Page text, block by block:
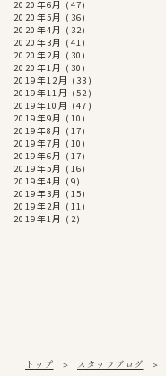
2020年6月 (47)
2020年5月 (36)
2020年4月 (32)
2020年3月 (41)
2020年2月 (30)
2020年1月 (30)
2019年12月 (33)
2019年11月 (52)
2019年10月 (47)
2019年9月 (10)
2019年8月 (17)
2019年7月 (10)
2019年6月 (17)
2019年5月 (16)
2019年4月 (9)
2019年3月 (15)
2019年2月 (11)
2019年1月 (2)
トップ スタッフブログ